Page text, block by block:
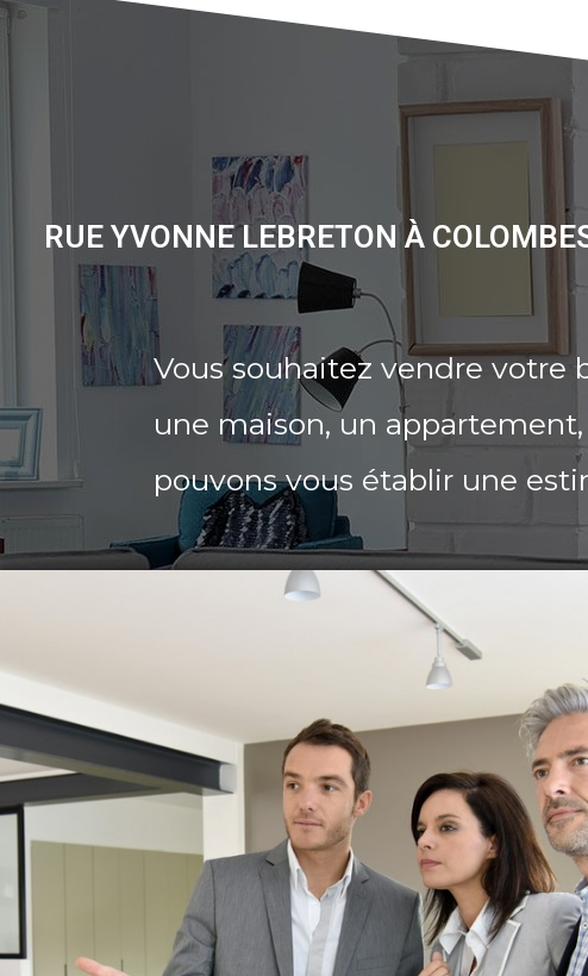
RUE YVONNE LEBRETON À
Vous souhaitez vendre votre
une maison, un
pouvons vous établir une